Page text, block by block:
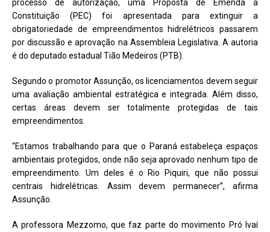
processo de autorização, uma Proposta de Emenda à
Constituição (PEC) foi apresentada para extinguir a
obrigatoriedade de empreendimentos hidrelétricos passarem
por discussão e aprovação na Assembleia Legislativa. A autoria
é do deputado estadual Tião Medeiros (PTB).
Segundo o promotor Assunção, os licenciamentos devem seguir
uma avaliação ambiental estratégica e integrada. Além disso,
certas áreas devem ser totalmente protegidas de tais
empreendimentos.
“Estamos trabalhando para que o Paraná estabeleça espaços
ambientais protegidos, onde não seja aprovado nenhum tipo de
empreendimento. Um deles é o Rio Piquiri, que não possui
centrais hidrelétricas. Assim devem permanecer”, afirma
Assunção.
A professora Mezzomo, que faz parte do movimento Pró Ivaí